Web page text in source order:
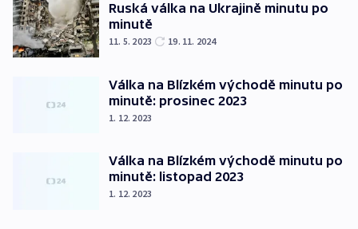
Ruská válka na Ukrajině minutu po
minutě
11. 5. 2023 19. 11. 2024
Válka na Blízkém východě minutu po
minutě: prosinec 2023
1. 12. 2023
Válka na Blízkém východě minutu po
minutě: listopad 2023
1. 12. 2023